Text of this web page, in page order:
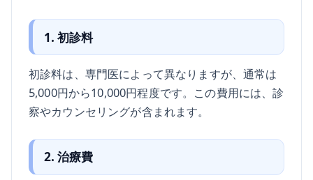
1. 初診料
初診料は、専門医によって異なりますが、通常は
5,000円から10,000円程度です。この費用には、診
察やカウンセリングが含まれます。
2. 治療費